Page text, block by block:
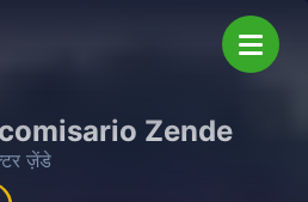
Zende
ज़ेंडे